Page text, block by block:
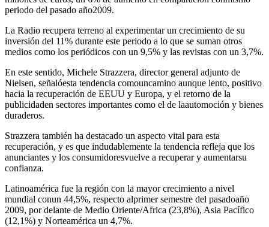
periodo del pasado año2009.
La Radio recupera terreno al experimentar un crecimiento de su
inversión del 11% durante este periodo a lo que se suman otros
medios como los periódicos con un 9,5% y las revistas con un 3,7%.
En este sentido, Michele Strazzera, director general adjunto de
Nielsen, señalóesta tendencia comouncamino aunque lento, positivo
hacia la recuperación de EEUU y Europa, y el retorno de la
publicidaden sectores importantes como el de laautomoción y bienes
duraderos.
Strazzera también ha destacado un aspecto vital para esta
recuperación, y es que indudablemente la tendencia refleja que los
anunciantes y los consumidoresvuelve a recuperar y aumentarsu
confianza.
Latinoamérica fue la región con la mayor crecimiento a nivel
mundial conun 44,5%, respecto alprimer semestre del pasadoaño
2009, por delante de Medio Oriente/Africa (23,8%), Asia Pacífico
(12,1%) y Norteamérica un 4,7%.